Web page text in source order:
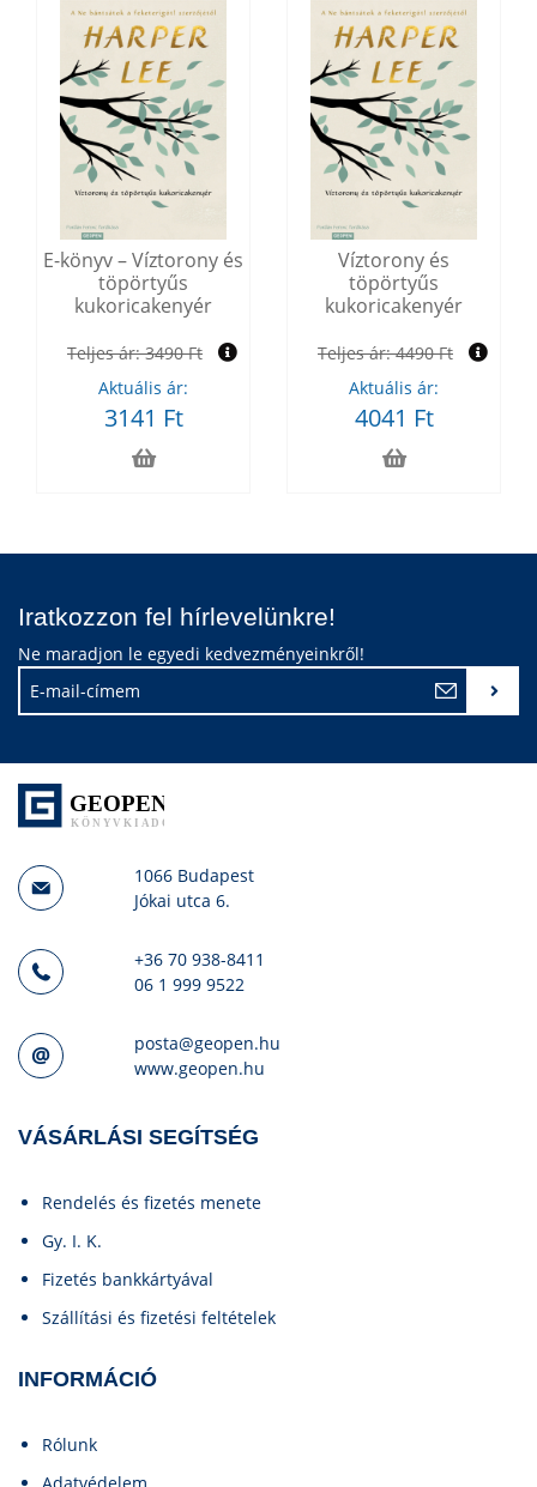
E-könyv – Víztorony és
töpörtyűs
kukoricakenyér
Teljes ár:3490 Ft
Aktuális ár:
3141 Ft
Víztorony és
töpörtyűs
kukoricakenyér
Teljes ár:4490 Ft
Aktuális ár:
4041 Ft
Iratkozzon fel hírlevelünkre!
Ne maradjon le egyedi kedvezményeinkről!
1066 Budapest
Jókai utca 6.
+36 70 938-8411
06 1 999 9522
posta@geopen.hu
www.geopen.hu
VÁSÁRLÁSI SEGÍTSÉG
Rendelés és fizetés menete
Gy. I. K.
Fizetés bankkártyával
Szállítási és fizetési feltételek
INFORMÁCIÓ
Rólunk